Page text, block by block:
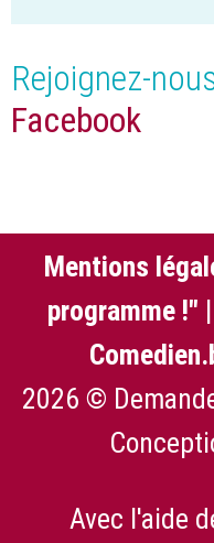
Rejoignez-
Facebook
Mentions
programme !" |
2026 ©
Avec l'aide